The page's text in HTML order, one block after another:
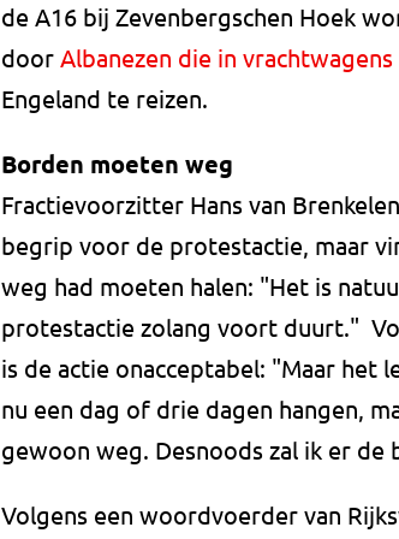
de A16 bij Zevenbergschen Hoek
door Albanezen die in
Engeland te reizen.
Borden moeten weg
Fractievoorzitter Hans van
begrip voor de protestactie, maar
weg had moeten halen: "Het is
protestactie zolang voort duurt."
is de actie onacceptabel: "Maar het
nu een dag of drie dagen hangen,
gewoon weg. Desnoods zal ik er de
Volgens een woordvoerder van